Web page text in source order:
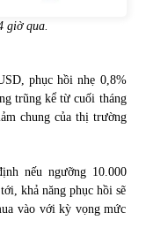
giờ qua.
phục hồi nhẹ 0,8%
trũng kể từ cuối tháng
chung của thị trường
nếu ngưỡng 10.000
khả năng phục hồi sẽ
vào với kỳ vọng mức